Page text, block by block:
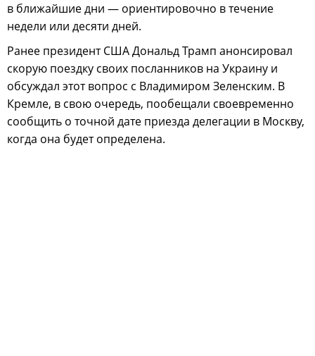
в ближайшие дни — ориентировочно в течение
недели или десяти дней.
Ранее президент США Дональд Трамп анонсировал
скорую поездку своих посланников на Украину и
обсуждал этот вопрос с Владимиром Зеленским. В
Кремле, в свою очередь, пообещали своевременно
сообщить о точной дате приезда делегации в Москву,
когда она будет определена.